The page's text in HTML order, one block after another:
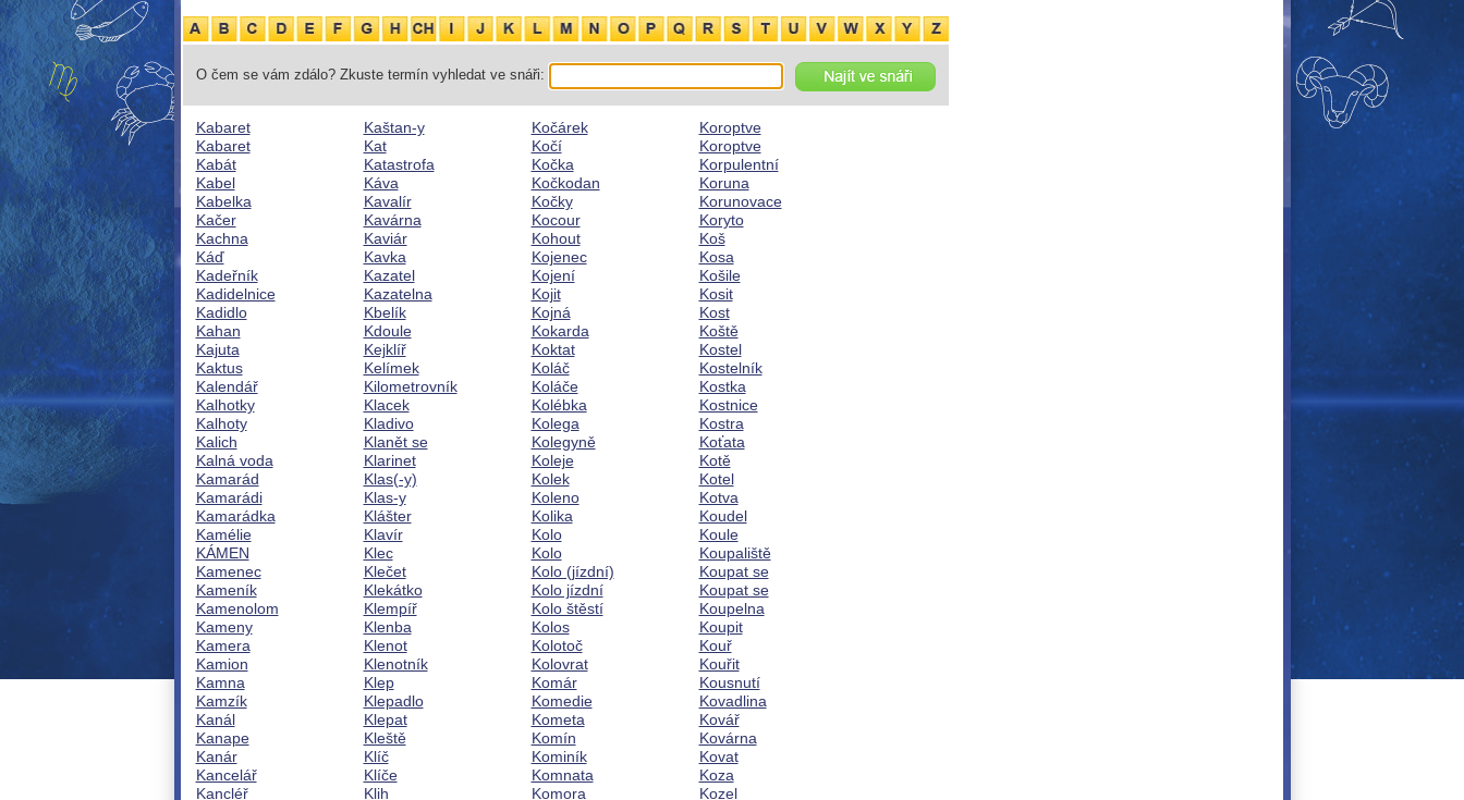
O čem se vám zdálo? Zkuste termín vyhledat ve snáři:
Kabaret
Kabaret
Kabát
Kabel
Kabelka
Kačer
Kachna
Káď
Kadeřník
Kadidelnice
Kadidlo
Kahan
Kajuta
Kaktus
Kalendář
Kalhotky
Kalhoty
Kalich
Kalná voda
Kamarád
Kamarádi
Kamarádka
Kamélie
KÁMEN
Kamenec
Kameník
Kamenolom
Kameny
Kamera
Kamion
Kamna
Kamzík
Kanál
Kanape
Kanár
Kancelář
Kancléř
Kaštan-y
Kat
Katastrofa
Káva
Kavalír
Kavárna
Kaviár
Kavka
Kazatel
Kazatelna
Kbelík
Kdoule
Kejklíř
Kelímek
Kilometrovník
Klacek
Kladivo
Klanět se
Klarinet
Klas(-y)
Klas-y
Klášter
Klavír
Klec
Klečet
Klekátko
Klempíř
Klenba
Klenot
Klenotník
Klep
Klepadlo
Klepat
Kleště
Klíč
Klíče
Klih
Kočárek
Kočí
Kočka
Kočkodan
Kočky
Kocour
Kohout
Kojenec
Kojení
Kojit
Kojná
Kokarda
Koktat
Koláč
Koláče
Kolébka
Kolega
Kolegyně
Koleje
Kolek
Koleno
Kolika
Kolo
Kolo
Kolo (jízdní)
Kolo jízdní
Kolo štěstí
Kolos
Kolotoč
Kolovrat
Komár
Komedie
Kometa
Komín
Kominík
Komnata
Komora
Koroptve
Koroptve
Korpulentní
Koruna
Korunovace
Koryto
Koš
Kosa
Košile
Kosit
Kost
Koště
Kostel
Kostelník
Kostka
Kostnice
Kostra
Koťata
Kotě
Kotel
Kotva
Koudel
Koule
Koupaliště
Koupat se
Koupat se
Koupelna
Koupit
Kouř
Kouřit
Kousnutí
Kovadlina
Kovář
Kovárna
Kovat
Koza
Kozel